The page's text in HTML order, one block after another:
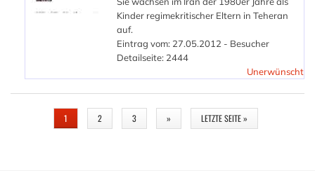
Kinder regimekritischer Eltern in Teheran
auf.
Eintrag vom: 27.05.2012 - Besucher
Detailseite: 2444
Unerwünscht
1 2 3 » LETZTE SEITE »